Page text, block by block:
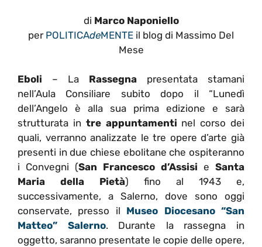
di Marco Naponiello
per POLITICAdeMENTE il blog di Massimo Del
Mese
Eboli – La Rassegna presentata stamani
nell’Aula Consiliare subito dopo il “Lunedì
dell’Angelo è alla sua prima edizione e sarà
strutturata in tre appuntamenti nel corso dei
quali, verranno analizzate le tre opere d’arte già
presenti in due chiese ebolitane che ospiteranno
i Convegni (San Francesco d’Assisi e Santa
Maria della Pietà) fino al 1943 e,
successivamente, a Salerno, dove sono oggi
conservate, presso il Museo Diocesano “San
Matteo” Salerno. Durante la rassegna in
oggetto, saranno presentate le copie delle opere,